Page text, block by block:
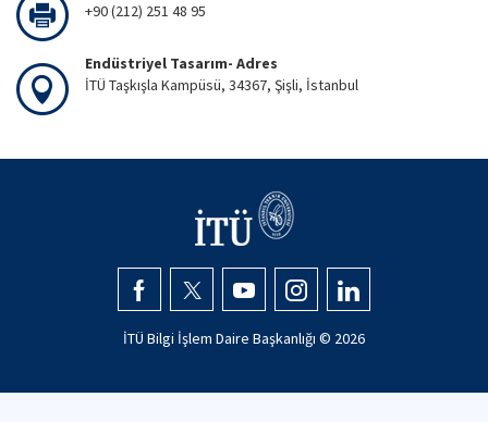
+90 (212) 251 48 95
Endüstriyel Tasarım- Adres
İTÜ Taşkışla Kampüsü, 34367, Şişli, İstanbul
İTÜ Bilgi İşlem Daire Başkanlığı © 2026